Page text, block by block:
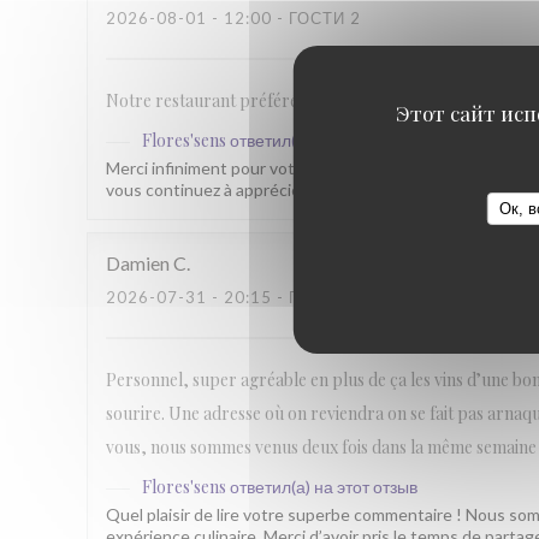
Этот сайт
Ок,
2026-08-01 - 12:00 - ГОСТИ 2
Notre restaurant préféré. Cuisine raffinée et prix très
Flores'sens ответил(а) на этот отзыв
Merci infiniment pour votre fidélité et votre confiance.
vous continuez à apprécier nos plats et notre accueil
Damien C
2026-07-31 - 20:15 - ГОСТИ 10
Personnel, super agréable en plus de ça les vins d’une
sourire. Une adresse où on reviendra on se fait pas
vous, nous sommes venus deux fois dans la même
Flores'sens ответил(а) на этот отзыв
Quel plaisir de lire votre superbe commentaire ! Nous